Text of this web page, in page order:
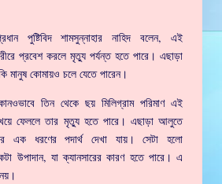
পুষ্টিবিদ শামসুন্নাহার নাহিদ বলেন, এই
প্রবেশ করলে মৃত্যু পর্যন্ত হতে পারে। এছাড়া
মানুষ কোমায়ও চলে যেতে পারেন।
তিন থেকে ছয় মিলিগ্রাম পরিমাণ এই
ফেললে তার মৃত্যু হতে পারে। এছাড়া আলুতে
ধরণের পদার্থ দেখা যায়। সেটা হলো
উপাদান, যা ক্যানসারের কারণ হতে পারে। এ